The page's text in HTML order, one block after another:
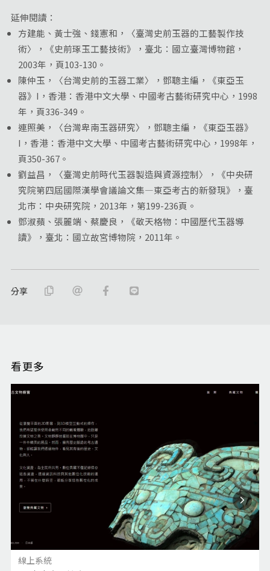
延伸閱讀：
方建能、黃士強、錢憲和，〈臺灣史前玉器的工藝製作技
術〉，《史前琢玉工藝技術》，臺北：國立臺灣博物館，
2003年，頁103-130。
陳仲玉，〈台灣史前的玉器工業〉，鄧聰主編，《東亞玉
器》I，香港：香港中文大學、中國考古藝術研究中心，1998
年，頁336-349。
連照美，〈台灣卑南玉器研究〉，鄧聰主編，《東亞玉器》
I，香港：香港中文大學、中國考古藝術研究中心，1998年，
頁350-367。
劉益昌，〈臺灣史前時代玉器製造與資源控制〉，《中央研
究院第四屆國際漢學會議論文集—東亞考古的新發現》，臺
北市：中央研究院，2013年，第199-236頁。
鄧淑蘋、張麗端、蔡慶良，《敬天格物：中國歷代玉器導
讀》，臺北：國立故宮博物院，2011年。
分享
看更多
線上系統